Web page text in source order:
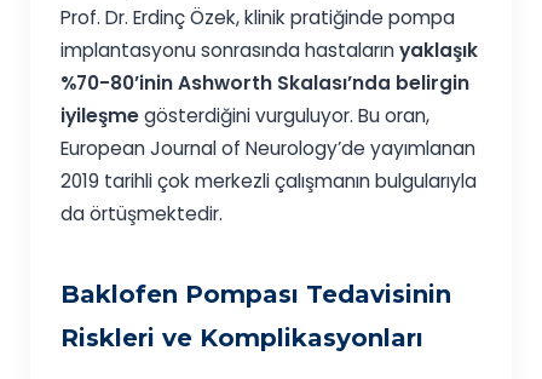
Prof. Dr. Erdinç Özek, klinik pratiğinde pompa
implantasyonu sonrasında hastalarınyaklaşık
%70-80’inin Ashworth Skalası’nda belirgin
iyileşmegösterdiğini vurguluyor. Bu oran,
European Journal of Neurology’de yayımlanan
2019 tarihli çok merkezli çalışmanın bulgularıyla
da örtüşmektedir.
Baklofen Pompası Tedavisinin
Riskleri ve Komplikasyonları